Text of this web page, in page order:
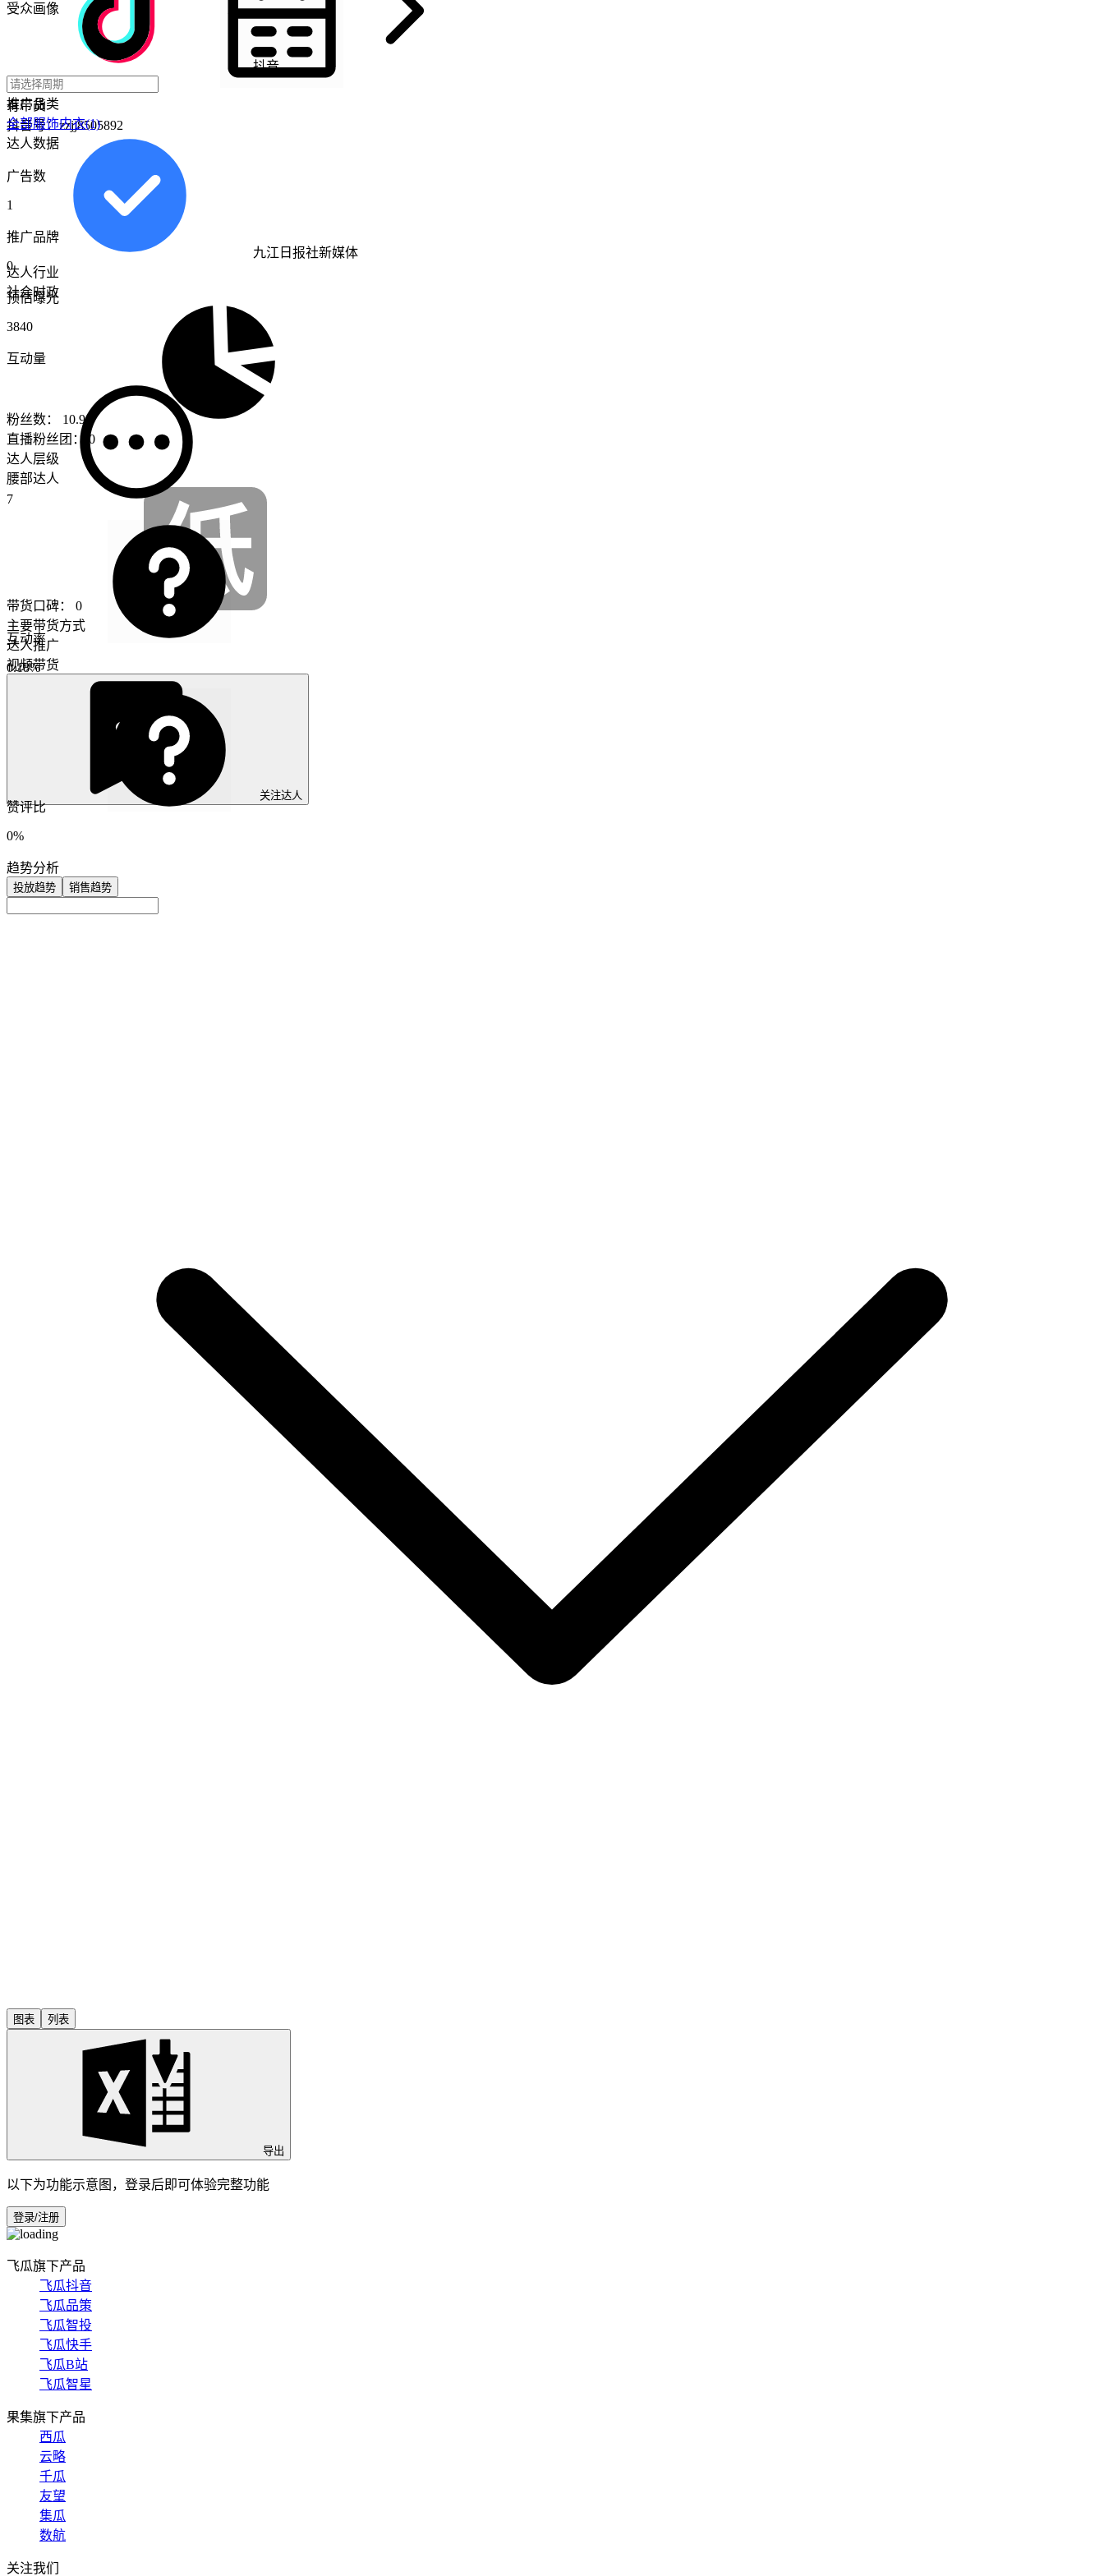
抖音
视频达人
有带货
抖音号：zzjj8505892
九江日报社新媒体
达人行业
社会时政
粉丝数： 10.9w
直播粉丝团： 0
达人层级
腰部达人
带货口碑： 0
主要带货方式
达人推广
视频带货
关注达人
受众画像
推广品类
全部服饰内衣(1)
达人数据
广告数
1
推广品牌
0
预估曝光
3840
互动量
7
互动率
0.18%
赞评比
0%
趋势分析
投放趋势 销售趋势
图表 列表
导出
以下为功能示意图，登录后即可体验完整功能
登录/注册
飞瓜旗下产品
飞瓜抖音
飞瓜品策
飞瓜智投
飞瓜快手
飞瓜B站
飞瓜智星
果集旗下产品
西瓜
云略
千瓜
友望
集瓜
数航
关注我们